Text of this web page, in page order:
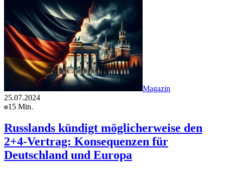
Magazin
25.07.2024
15 Min.
Russlands kündigt möglicherweise den
2+4-Vertrag: Konsequenzen für
Deutschland und Europa